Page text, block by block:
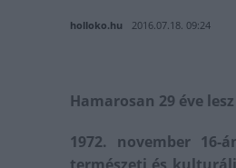
holloko.hu 2016.07.18. 09:24
Hamarosan 29 éve
1972. november 16-